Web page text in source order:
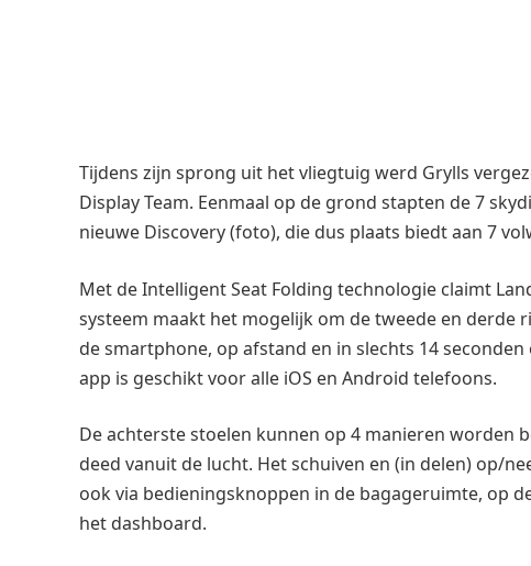
Tijdens zijn sprong uit het vliegtuig werd Grylls
Display Team. Eenmaal op de grond stapten de 7
nieuwe Discovery (foto), die dus plaats biedt aan 7
Met de Intelligent Seat Folding technologie claimt
systeem maakt het mogelijk om de tweede en derde
de smartphone, op afstand en in slechts 14
app is geschikt voor alle iOS en Android telefoons.
De achterste stoelen kunnen op 4 manieren worden
deed vanuit de lucht. Het schuiven en (in delen) op/
ook via bedieningsknoppen in de bagageruimte, op
het dashboard.